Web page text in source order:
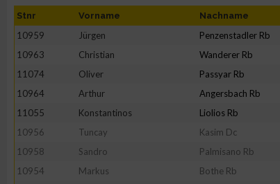
Stnr Vorname Nachname
10959 Jürgen Penzenstadler Rb
10963
Christian Wanderer Rb
11074
Oliver Passyar Rb
10964
Arthur Angersbach Rb
11055
Konstantinos Liolios Rb
10956
Tuncay Kasim Dc
10958
Sandro Palmisano Rb
10954
Markus Bothe Rb